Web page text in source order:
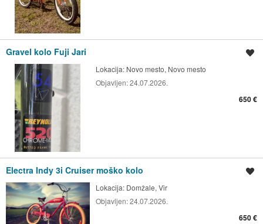
Gravel kolo Fuji Jari
Lokacija: Novo mesto, Novo mesto
Objavljen:24.07.2026.
650 €
Electra Indy 3i Cruiser moško kolo
Lokacija: Domžale, Vir
Objavljen:24.07.2026.
650 €